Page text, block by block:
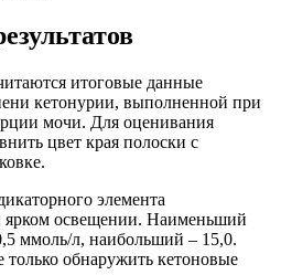
итоговые данные
кетонурии, выполненной при
мочи. Для оценивания
цвет края полоски с
элемента
ярком освещении. Наименьший
ммоль/л, наибольший – 15,0.
только обнаружить кетоновые